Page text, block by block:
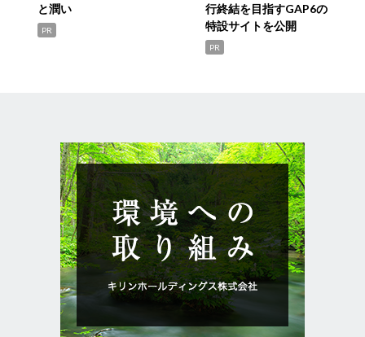
と潤い
PR
行終結を目指すGAP6の
特設サイトを公開
PR